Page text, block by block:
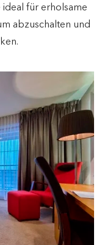
für erholsame
abzuschalten und